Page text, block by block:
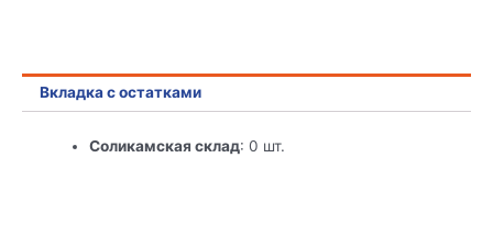
Вкладка с остатками
Соликамская склад: 0 шт.